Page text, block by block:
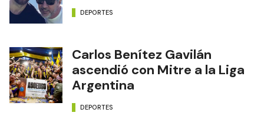
DEPORTES
Carlos Benítez Gavilán
ascendió con Mitre a la Liga
Argentina
DEPORTES